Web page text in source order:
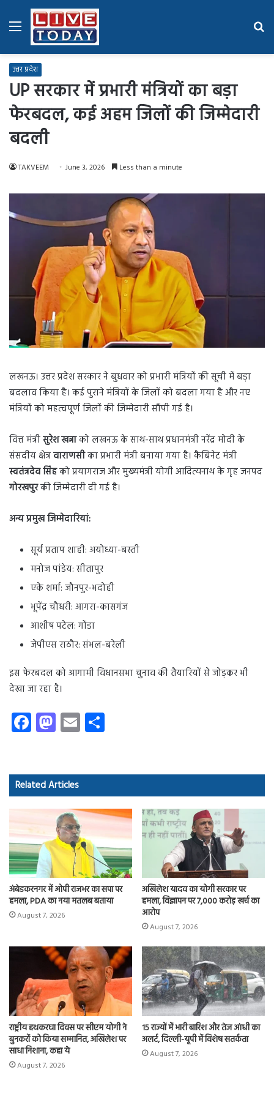
Menu
उत्तर प्रदेश
UP सरकार में प्रभारी मंत्रियों का बड़ा
फेरबदल, कई अहम जिलों की जिम्मेदारी
बदली
TAKVEEM June 3, 2026 Less than a minute
लखनऊ। उत्तर प्रदेश सरकार ने बुधवार को प्रभारी मंत्रियों की सूची में बड़ा
बदलाव किया है। कई पुराने मंत्रियों के जिलों को बदला गया है और नए
मंत्रियों को महत्वपूर्ण जिलों की जिम्मेदारी सौंपी गई है।
वित्त मंत्रीसुरेश खन्नाको लखनऊ के साथ-साथ प्रधानमंत्री नरेंद्र मोदी के
संसदीय क्षेत्रवाराणसीका प्रभारी मंत्री बनाया गया है। कैबिनेट मंत्री
स्वतंत्रदेव सिंहको प्रयागराज और मुख्यमंत्री योगी आदित्यनाथ के गृह जनपद
गोरखपुरकी जिम्मेदारी दी गई है।
अन्य प्रमुख जिम्मेदारियां:
सूर्य प्रताप शाही: अयोध्या-बस्ती
मनोज पांडेय: सीतापुर
एके शर्मा: जौनपुर-भदोही
भूपेंद्र चौधरी: आगरा-कासगंज
आशीष पटेल: गोंडा
जेपीएस राठौर: संभल-बरेली
इस फेरबदल को आगामी विधानसभा चुनाव की तैयारियों से जोड़कर भी
देखा जा रहा है।
Fa
ce
o
ok
M
as
d
o
n
E
m
Related Articles
अंबेडकरनगर में ओपी राजभर का सपा पर
हमला, PDA का नया मतलब बताया
August 7, 2026
अखिलेश यादव का योगी सरकार पर
हमला, विज्ञापन पर 7,000 करोड़ खर्च का
आरोप
August 7, 2026
राष्ट्रीय हथकरघा दिवस पर सीएम योगी ने
बुनकरों को किया सम्मानित, अखिलेश पर
साधा निशाना, कहा ये
August 7, 2026
15 राज्यों में भारी बारिश और तेज आंधी का
अलर्ट, दिल्ली-यूपी में विशेष सतर्कता
August 7, 2026